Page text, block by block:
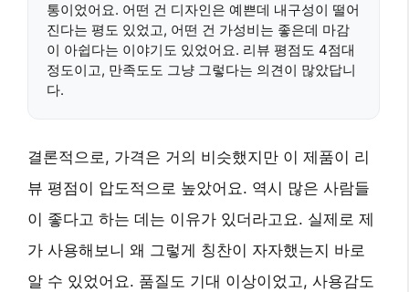
통이었어요. 어떤 건 디자인은 예쁜데 내구성이 떨어
진다는 평도 있었고, 어떤 건 가성비는 좋은데 마감
이 아쉽다는 이야기도 있었어요. 리뷰 평점도 4점대
정도이고, 만족도도 그냥 그렇다는 의견이 많았답니
다.
결론적으로, 가격은 거의 비슷했지만 이 제품이 리
뷰 평점이 압도적으로 높았어요. 역시 많은 사람들
이 좋다고 하는 데는 이유가 있더라고요. 실제로 제
가 사용해보니 왜 그렇게 칭찬이 자자했는지 바로
알 수 있었어요. 품질도 기대 이상이었고, 사용감도